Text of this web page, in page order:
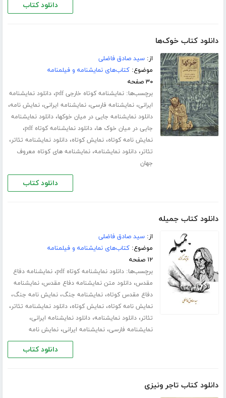
دانلود کتاب
دانلود کتاب خوک‌ها
از:سید صادق فاضلی
موضوع:کتاب‌های نمایشنامه و فیلمنامه
۳۰ صفحه
برچسب‌ها:نمایشنامه کوتاه خارجی pdf ،دانلود نمایشنامه
ایرانی،نمایشنامه فارسی،نمایشنامه ایرانی،نمایش نامه،
دانلود نمایشنامه جایی در میان خوکها،دانلود نمایشنامه
جایی در میان خوک ها،دانلود نمایشنامه کوتاه pdf ،
نمایش نامه کوتاه،نمایش کوتاه،دانلود نمایشنامه تئاتر،
تئاتر،دانلود نمایشنامه،نمایشنامه های کوتاه معروف
جهان
دانلود کتاب
دانلود کتاب جمیله
از:سید صادق فاضلی
موضوع:کتاب‌های نمایشنامه و فیلمنامه
۱۲ صفحه
برچسب‌ها:دانلود نمایشنامه کوتاه pdf ،نمایشنامه دفاع
مقدس،دانلود متن نمایشنامه دفاع مقدس،نمایشنامه
دفاع مقدس کوتاه،نمایشنامه جنگ،نمایش نامه جنگ،
نمایش نامه کوتاه،نمایش کوتاه،دانلود نمایشنامه تئاتر،
تئاتر،دانلود نمایشنامه،دانلود نمایشنامه ایرانی،
نمایشنامه فارسی،نمایشنامه ایرانی،نمایش نامه
دانلود کتاب
دانلود کتاب تاجر ونیزی